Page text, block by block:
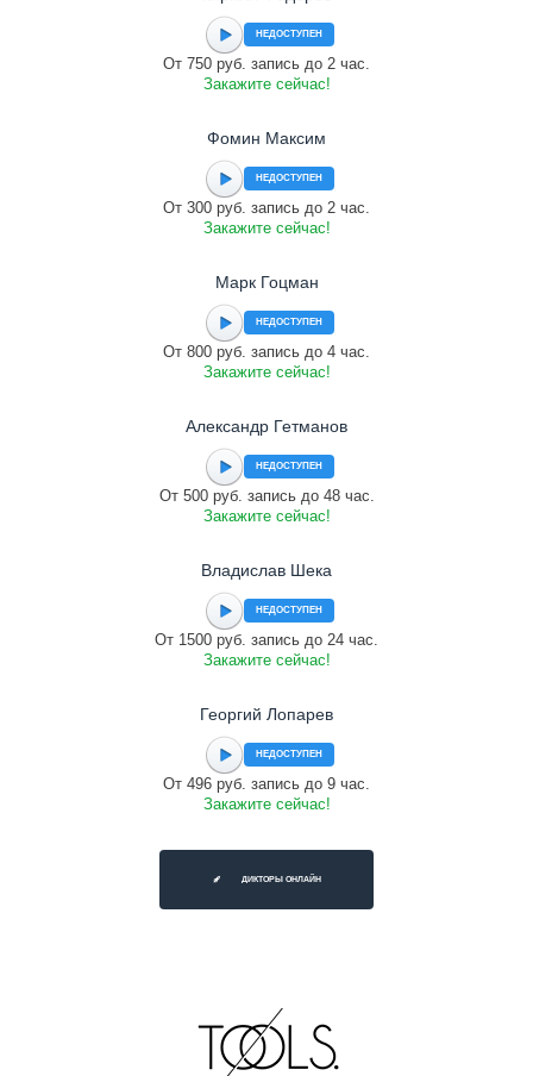
НЕДОСТУПЕН
От 750 руб. запись до 2 час.
Закажите сейчас!
Фомин Максим
НЕДОСТУПЕН
От 300 руб. запись до 2 час.
Закажите сейчас!
Марк Гоцман
НЕДОСТУПЕН
От 800 руб. запись до 4 час.
Закажите сейчас!
Александр Гетманов
НЕДОСТУПЕН
От 500 руб. запись до 48 час.
Закажите сейчас!
Владислав Шека
НЕДОСТУПЕН
От 1500 руб. запись до 24 час.
Закажите сейчас!
Георгий Лопарев
НЕДОСТУПЕН
От 496 руб. запись до 9 час.
Закажите сейчас!
ДИКТОРЫ ОНЛАЙН